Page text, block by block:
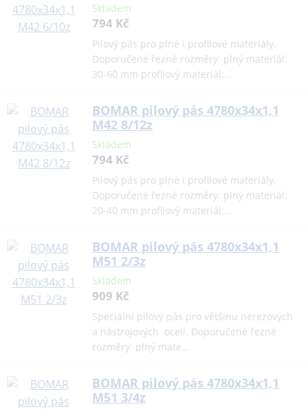
Skladem
794 Kč
Pilový pás pro plné i profilové materiály.
Doporučené řezné rozměry: plný materiál:
30-60 mm profilový materiál:…
BOMAR pilový pás 4780x34x1,1
M42 8/12z
Skladem
794 Kč
Pilový pás pro plné i profilové materiály.
Doporučené řezné rozměry: plný materiál:
20-40 mm profilový materiál:…
BOMAR pilový pás 4780x34x1,1
M51 2/3z
Skladem
909 Kč
Speciální pilový pás pro většinu nerezových
a nástrojových ocelí. Doporučené řezné
rozměry: plný mate…
BOMAR pilový pás 4780x34x1,1
M51 3/4z